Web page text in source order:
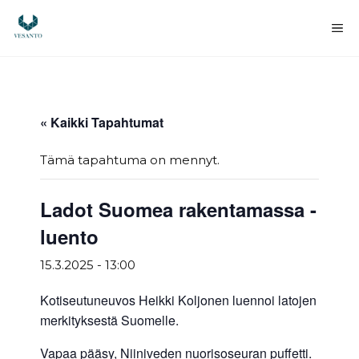
sisältöön
« Kaikki Tapahtumat
Tämä tapahtuma on mennyt.
Ladot Suomea rakentamassa -
luento
15.3.2025 - 13:00
Kotiseutuneuvos Heikki Koljonen luennoi latojen
merkityksestä Suomelle.
Vapaa pääsy, Niiniveden nuorisoseuran puffetti.